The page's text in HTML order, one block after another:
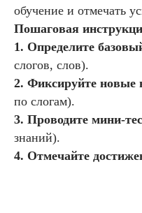
обучение и отмечать
Пошаговая
1. Определите
слогов, слов).
2. Фиксируйте новые
по слогам).
3. Проводите мини-
знаний).
4. Отмечайте